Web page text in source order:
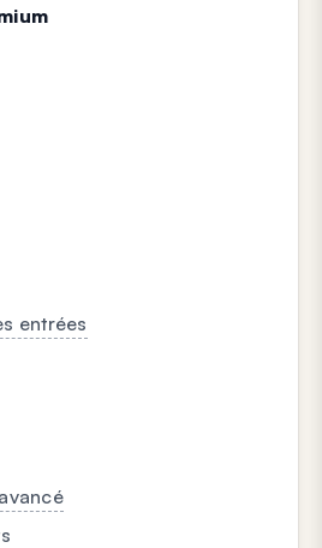
entrées